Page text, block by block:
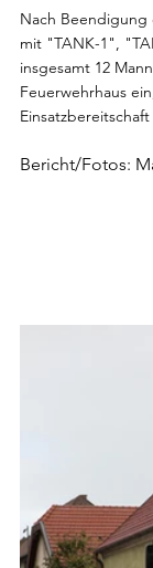
Nach
mit "TANK-1",
insgesamt 12
Feuerwehrhaus
Bericht/Fotos: